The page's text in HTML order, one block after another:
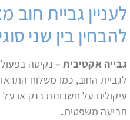
לעניין גביית חוב
להבחין בין שני
גבייה אקטיבית – נקיטה
לגביית החוב, כמו משלוח
עיקולים על חשבונות בנק או
תביעה משפטית.